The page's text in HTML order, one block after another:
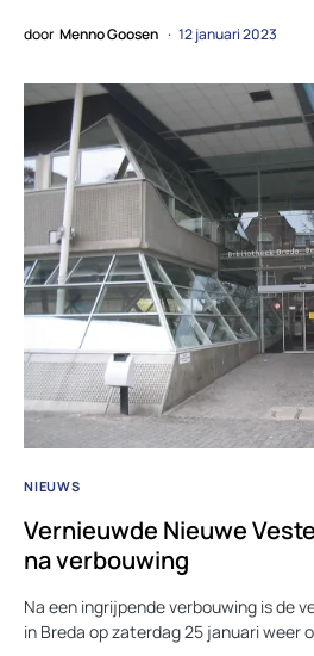
door Menno Goosen 12 januari 2023
NIEUWS
Vernieuwde Nieuwe
na verbouwing
Na een ingrijpende verbouwing is de
in Breda op zaterdag 25 januari weer